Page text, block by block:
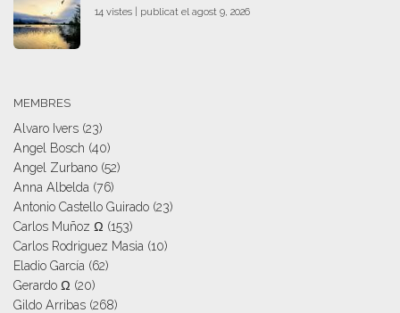
14 vistes | publicat el agost 9, 2026
MEMBRES
Alvaro Ivers (23)
Angel Bosch (40)
Angel Zurbano (52)
Anna Albelda (76)
Antonio Castello Guirado (23)
Carlos Muñoz Ω (153)
Carlos Rodriguez Masia (10)
Eladio García (62)
Gerardo Ω (20)
Gildo Arribas (268)